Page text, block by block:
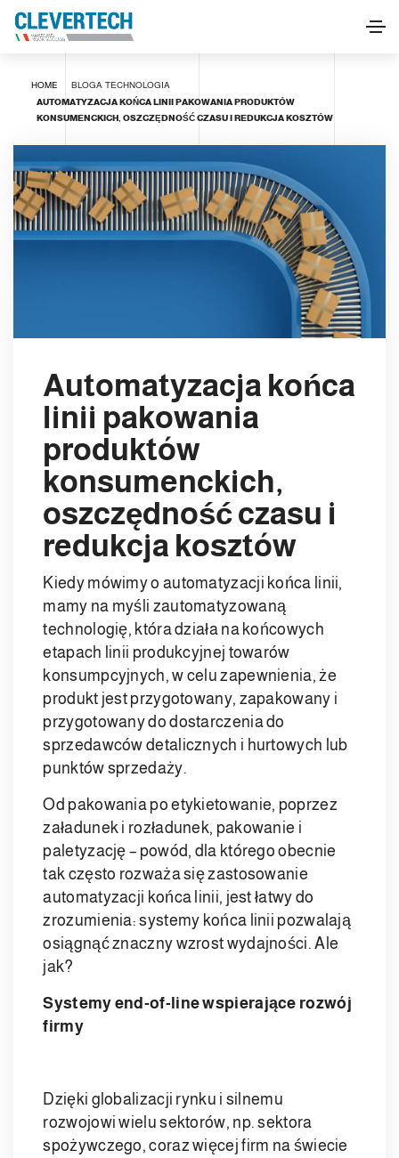
HOME BLOGA TECHNOLOGIA
AUTOMATYZACJA KOŃCA LINII PAKOWANIA PRODUKTÓW
KONSUMENCKICH, OSZCZĘDNOŚĆ CZASU I REDUKCJA KOSZTÓW
Automatyzacja końca
linii pakowania
produktów
konsumenckich,
oszczędność czasu i
redukcja kosztów
Kiedy mówimy o automatyzacji końca linii,
mamy na myśli zautomatyzowaną
technologię, która działa na końcowych
etapach linii produkcyjnej towarów
konsumpcyjnych, w celu zapewnienia, że ​​
produkt jest przygotowany, zapakowany i
przygotowany do dostarczenia do
sprzedawców detalicznych i hurtowych lub
punktów sprzedaży.
Od pakowania po etykietowanie, poprzez
załadunek i rozładunek, pakowanie i
paletyzację – powód, dla którego obecnie
tak często rozważa się zastosowanie
automatyzacji końca linii, jest łatwy do
zrozumienia: systemy końca linii pozwalają
osiągnąć znaczny wzrost wydajności. Ale
jak?
Systemy end-of-line wspierające rozwój
firmy
Dzięki globalizacji rynku i silnemu
rozwojowi wielu sektorów, np. sektora
spożywczego, coraz więcej firm na świecie